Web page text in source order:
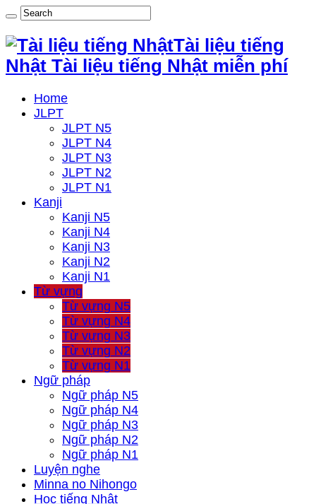
Tài liệu tiếng
Nhật Tài liệu tiếng Nhật miễn phí
Home
JLPT
JLPT N5
JLPT N4
JLPT N3
JLPT N2
JLPT N1
Kanji
Kanji N5
Kanji N4
Kanji N3
Kanji N2
Kanji N1
Từ vựng
Từ vựng N5
Từ vựng N4
Từ vựng N3
Từ vựng N2
Từ vựng N1
Ngữ pháp
Ngữ pháp N5
Ngữ pháp N4
Ngữ pháp N3
Ngữ pháp N2
Ngữ pháp N1
Luyện nghe
Minna no Nihongo
Học tiếng Nhật